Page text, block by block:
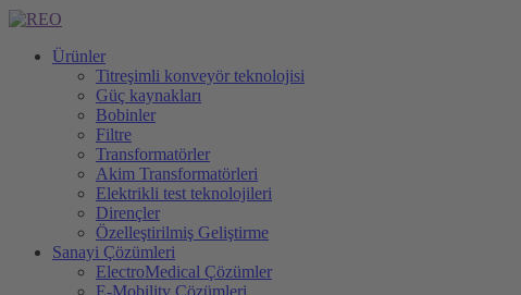
Ürünler
Titreşimli konveyör teknolojisi
Güç kaynakları
Bobinler
Filtre
Transformatörler
Akim Transformatörleri
Elektrikli test teknolojileri
Dirençler
Özelleştirilmiş Geliştirme
Sanayi Çözümleri
ElectroMedical Çözümler
E-Mobility Çözümleri